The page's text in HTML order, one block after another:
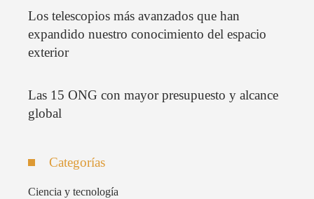
Los telescopios más avanzados que han
expandido nuestro conocimiento del espacio
exterior
Las 15 ONG con mayor presupuesto y alcance
global
Categorías
Ciencia y tecnología